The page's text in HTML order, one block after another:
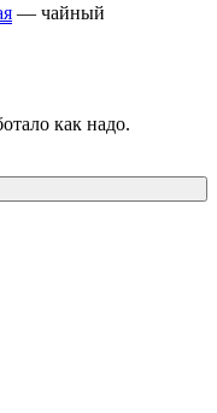
— чайный
как надо.